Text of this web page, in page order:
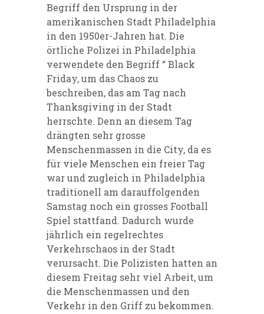
Begriff den Ursprung in der
amerikanischen Stadt Philadelphia
in den 1950er-Jahren hat. Die
örtliche Polizei in Philadelphia
verwendete den Begriff “ Black
Friday, um das Chaos zu
beschreiben, das am Tag nach
Thanksgiving in der Stadt
herrschte. Denn an diesem Tag
drängten sehr grosse
Menschenmassen in die City, da es
für viele Menschen ein freier Tag
war und zugleich in Philadelphia
traditionell am darauffolgenden
Samstag noch ein grosses Football
Spiel stattfand. Dadurch wurde
jährlich ein regelrechtes
Verkehrschaos in der Stadt
verursacht. Die Polizisten hatten an
diesem Freitag sehr viel Arbeit, um
die Menschenmassen und den
Verkehr in den Griff zu bekommen.